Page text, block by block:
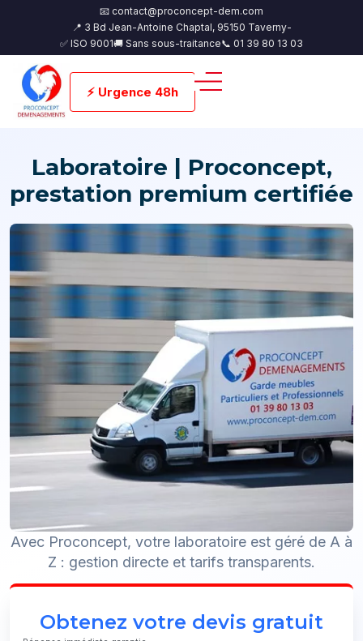
📧 contact@proconcept-dem.com
📍 3 Bd Jean-Antoine Chaptal, 95150 Taverny-
✅ ISO 9001🚚 Sans sous-traitance📞 01 39 80 13 03
⚡ Urgence 48h
Laboratoire | Proconcept,
prestation premium certifiée
Avec Proconcept, votre laboratoire est géré de A à
Z : gestion directe et tarifs transparents.
Obtenez votre devis gratuit